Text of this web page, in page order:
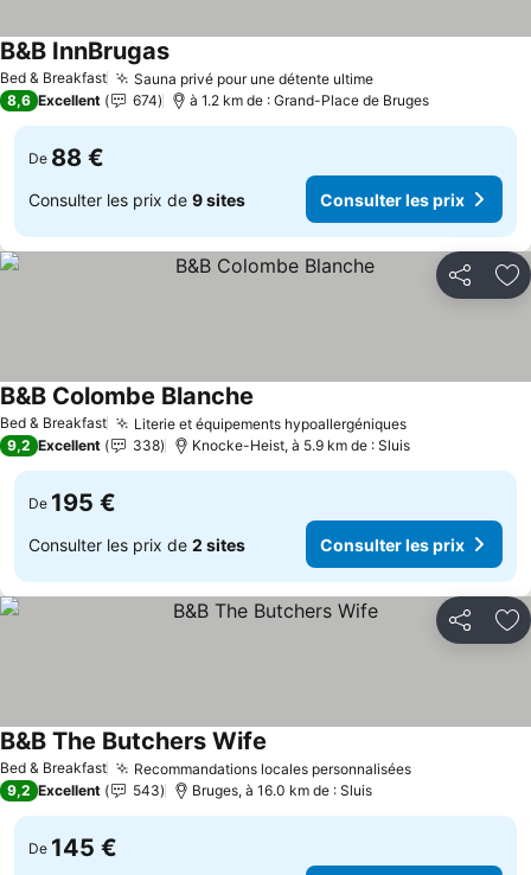
Bed & Breakfast Sauna privé pour une détente ultime
B&B InnBrugas
8,6 Excellent 674 à 1.2 km de : Grand-Place de Bruges
De 88 €
Consulter les prix de 9 sites Consulter les prix
Partager
Bed & Breakfast Literie et équipements hypoallergéniques
B&B Colombe Blanche
9,2 Excellent 338 Knocke-Heist, à 5.9 km de : Sluis
De 195 €
Consulter les prix de 2 sites Consulter les prix
Partager
Bed & Breakfast Recommandations locales personnalisées
B&B The Butchers Wife
9,2 Excellent 543 Bruges, à 16.0 km de : Sluis
De 145 €